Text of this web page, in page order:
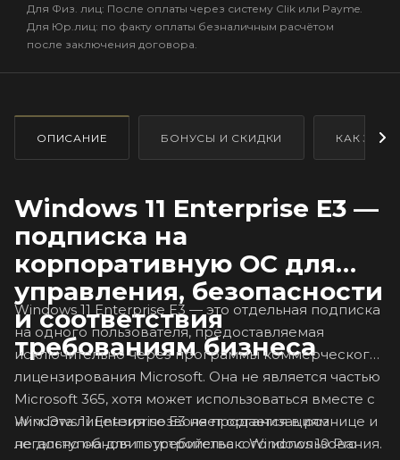
Для Физ. лиц: После оплаты через систему Clik или Payme.
Для Юр.лиц: по факту оплаты безналичным расчётом
после заключения договора.
ОПИСАНИЕ БОНУСЫ И СКИДКИ КАК
Windows 11 Enterprise E3 —
подписка на
корпоративную ОС для
управления, безопасности
и соответствия
требованиям бизнеса
Windows 11 Enterprise E3 — это отдельная подписка
на одного пользователя, предоставляемая
исключительно через программы коммерческого
лицензирования Microsoft. Она не является частью
Microsoft 365, хотя может использоваться вместе с
ним. Эта лицензия позволяет организациям
легально обновить устройства с Windows 10 Pro
Windows 11 Enterprise E3 не продается в рознице и
не доступна для потребительского использования.